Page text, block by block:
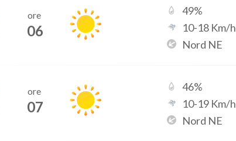
ore
06
49%
10-18 Km/h
Nord NE
ore
07
46%
10-19 Km/h
Nord NE